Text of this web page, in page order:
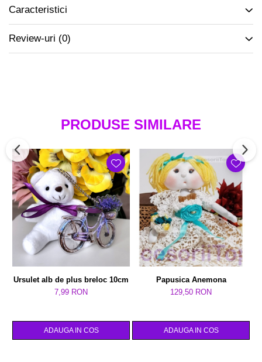
Caracteristici
Review-uri (0)
PRODUSE SIMILARE
Ursulet alb de plus breloc 10cm
7,99 RON
ADAUGA IN COS
Papusica Anemona
129,50 RON
ADAUGA IN COS